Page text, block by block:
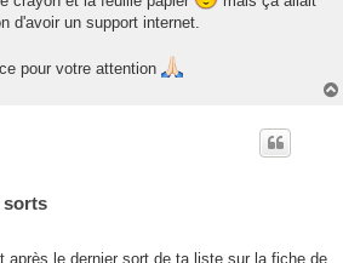
d'avoir un support internet.
pour votre attention
sorts
après le dernier sort de ta liste sur la fiche de